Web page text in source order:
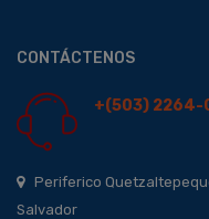
CONTÁCTENOS
+(503) 2264-
Periferico Quetzaltepeque
Salvador